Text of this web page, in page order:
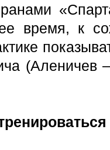
время, к